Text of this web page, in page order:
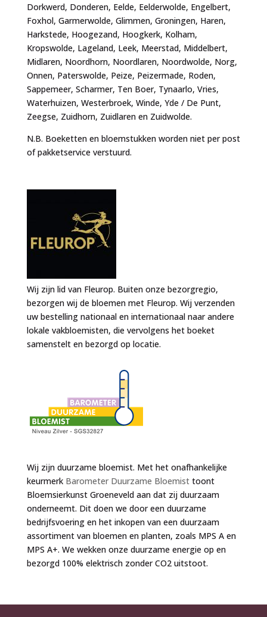
Dorkwerd, Donderen, Eelde, Eelderwolde, Engelbert,
Foxhol, Garmerwolde, Glimmen, Groningen, Haren,
Harkstede, Hoogezand, Hoogkerk, Kolham,
Kropswolde, Lageland, Leek, Meerstad, Middelbert,
Midlaren, Noordhorn, Noordlaren, Noordwolde, Norg,
Onnen, Paterswolde, Peize, Peizermade, Roden,
Sappemeer, Scharmer, Ten Boer, Tynaarlo, Vries,
Waterhuizen, Westerbroek, Winde, Yde / De Punt,
Zeegse, Zuidhorn, Zuidlaren en Zuidwolde.
N.B. Boeketten en bloemstukken worden niet per post
of pakketservice verstuurd.
Wij zijn lid van Fleurop. Buiten onze bezorgregio,
bezorgen wij de bloemen met Fleurop. Wij verzenden
uw bestelling nationaal en internationaal naar andere
lokale vakbloemisten, die vervolgens het boeket
samenstelt en bezorgd op locatie.
Wij zijn duurzame bloemist. Met het onafhankelijke
keurmerk Barometer Duurzame Bloemisttoont
Bloemsierkunst Groeneveld aan dat zij duurzaam
onderneemt. Dit doen we door een duurzame
bedrijfsvoering en het inkopen van een duurzaam
assortiment van bloemen en planten, zoals MPS A en
MPS A+. We wekken onze duurzame energie op en
bezorgd 100% elektrisch zonder CO2 uitstoot.